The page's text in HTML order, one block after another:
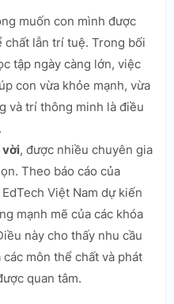
muốn con mình được
chất lẫn trí tuệ. Trong bối
tập ngày càng lớn, việc
con vừa khỏe mạnh, vừa
và trí thông minh là điều
vời, được nhiều chuyên gia
Theo báo cáo của
Việt Nam dự kiến
mạnh mẽ của các khóa
này cho thấy nhu cầu
môn thể chất và phát
quan tâm.